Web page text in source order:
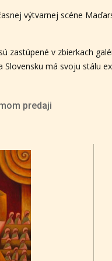
výtvarnej scéne
zastúpené v zbierkach
Slovensku má svoju stálu
predaji